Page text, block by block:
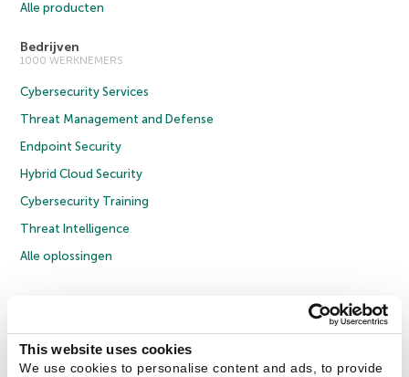
This website uses cookies
We use cookies to personalise content and ads, to provide
Alle producten
Bedrijven
1000 WERKNEMERS
Cybersecurity Services
Threat Management and Defense
Endpoint Security
Hybrid Cloud Security
Cybersecurity Training
Threat Intelligence
Alle oplossingen
Privacybeleid
Licentieovereenkomst B2B
Cookies